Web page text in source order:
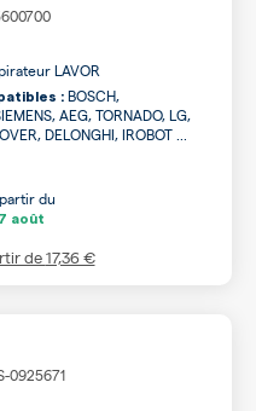
LAVOR
: BOSCH,
AEG, TORNADO, LG,
DELONGHI, IROBOT ...
du
7 août
de17,36 €
0925671